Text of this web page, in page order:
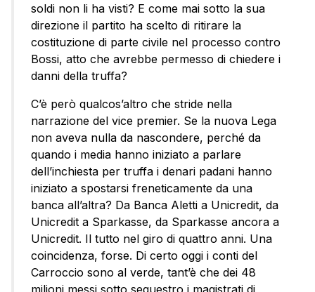
soldi non li ha visti? E come mai sotto la sua
direzione il partito ha scelto di ritirare la
costituzione di parte civile nel processo contro
Bossi, atto che avrebbe permesso di chiedere i
danni della truffa?
C’è però qualcos’altro che stride nella
narrazione del vice premier. Se la nuova Lega
non aveva nulla da nascondere, perché da
quando i media hanno iniziato a parlare
dell’inchiesta per truffa i denari padani hanno
iniziato a spostarsi freneticamente da una
banca all’altra? Da Banca Aletti a Unicredit, da
Unicredit a Sparkasse, da Sparkasse ancora a
Unicredit. Il tutto nel giro di quattro anni. Una
coincidenza, forse. Di certo oggi i conti del
Carroccio sono al verde, tant’è che dei 48
milioni messi sotto sequestro i magistrati di